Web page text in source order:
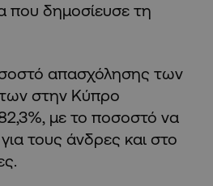
που δημοσίευσε τη
απασχόλησης των
στην Κύπρο
με το ποσοστό να
τους άνδρες και στο